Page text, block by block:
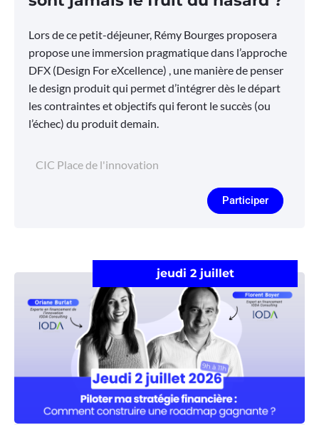
Lors de ce petit-déjeuner, Rémy Bourges proposera
propose une immersion pragmatique dans l’approche
DFX (Design For eXcellence) , une manière de penser
le design produit qui permet d’intégrer dès le départ
les contraintes et objectifs qui feront le succès (ou
l’échec) du produit demain.
CIC Place de l'innovation
Participer
jeudi 2 juillet